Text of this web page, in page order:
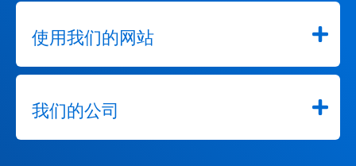
使用我们的网站
我们的公司